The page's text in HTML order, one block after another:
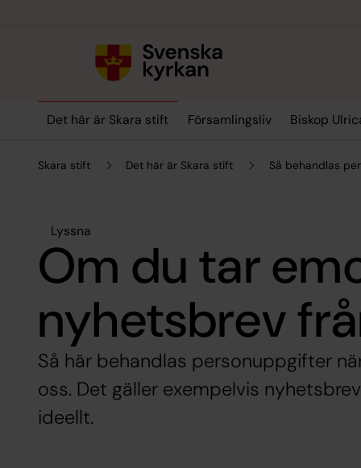
Det här är Skara stift Församlingsliv Biskop
Skara stift Det här är Skara stift Så behandlas
Lyssna
Om du tar
nyhetsbrev
Så här behandlas personuppgifter
oss. Det gäller exempelvis
ideellt.